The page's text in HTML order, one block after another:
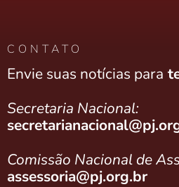
CONTATO
Envie suas notícias para
Secretaria Nacional:
Comissão Nacional de
assessoria@pj.org.br